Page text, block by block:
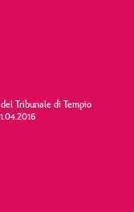
Tribunale di Tempio